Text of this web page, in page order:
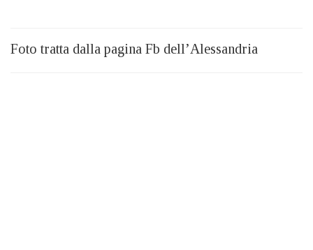
Foto tratta dalla pagina Fb dell’Alessandria